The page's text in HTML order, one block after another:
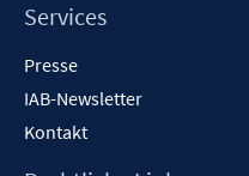
Services
Presse
IAB-Newsletter
Kontakt